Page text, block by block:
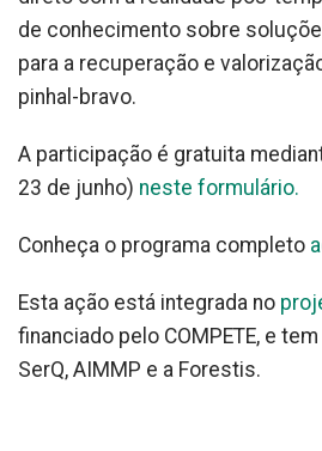
de conhecimento sobre
para a recuperação e
pinhal-bravo.
A participação é gratuita
23 de junho) neste formulário.
Conheça o programa completo
Esta ação está integrada no
financiado pelo COMPETE, e
SerQ, AIMMP e a Forestis.